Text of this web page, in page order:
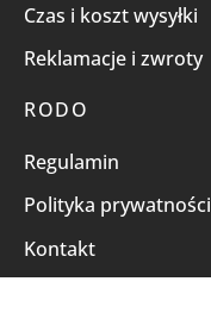
Czas i koszt wysyłki
Reklamacje i zwroty
RODO
Regulamin
Polityka prywatności
Kontakt